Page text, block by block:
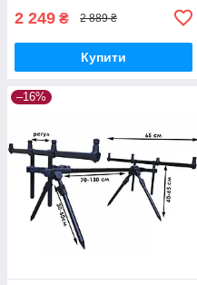
2 249 ₴ 2 889 ₴
Купити
–16%